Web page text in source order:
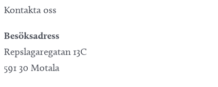
Kontakta oss
Besöksadress
Repslagaregatan 13C
591 30 Motala